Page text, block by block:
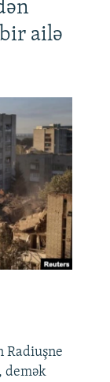
ailə
Radiuşne
demək